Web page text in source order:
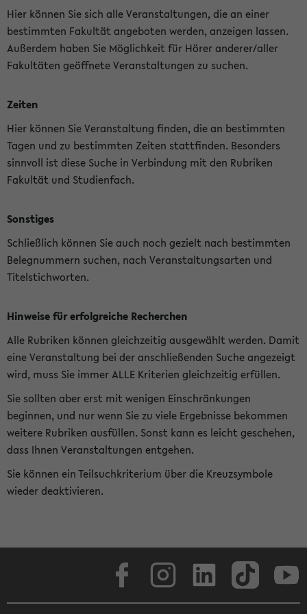
Hier können Sie sich alle Veranstaltungen, die an einer
bestimmten Fakultät angeboten werden, anzeigen lassen.
Außerdem haben Sie Möglichkeit für Hörer anderer/aller
Fakultäten geöffnete Veranstaltungen zu suchen.
Zeiten
Hier können Sie Veranstaltung finden, die an bestimmten
Tagen und zu bestimmten Zeiten stattfinden. Besonders
sinnvoll ist diese Suche in Verbindung mit den Rubriken
Fakultät und Studienfach.
Sonstiges
Schließlich können Sie auch noch gezielt nach bestimmten
Belegnummern suchen, nach Veranstaltungsarten und
Titelstichworten.
Hinweise für erfolgreiche Recherchen
Alle Rubriken können gleichzeitig ausgewählt werden. Damit
eine Veranstaltung bei der anschließenden Suche angezeigt
wird, muss Sie immer ALLE Kriterien gleichzeitig erfüllen.
Sie sollten aber erst mit wenigen Einschränkungen
beginnen, und nur wenn Sie zu viele Ergebnisse bekommen
weitere Rubriken ausfüllen. Sonst kann es leicht geschehen,
dass Ihnen Veranstaltungen entgehen.
Sie können ein Teilsuchkriterium über die Kreuzsymbole
wieder deaktivieren.